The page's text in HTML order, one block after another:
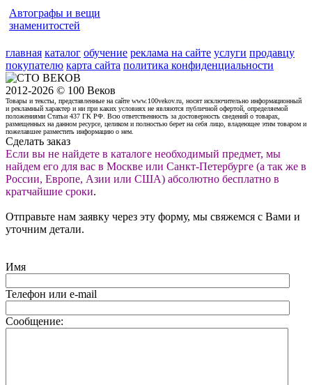
Автографы и вещи
знаменитостей
главная каталог обучение реклама на сайте услуги продавцу
покупателю карта сайта политика конфиденциальности
2012-2026 © 100 Веков
Товары и тексты, представленные на сайте www.100vekov.ru, носят исключительно информационный
и рекламный характер и ни при каких условиях не являются публичной офертой, определяемой
положениями Статьи 437 ГК РФ. Всю ответственность за достоверность сведений о товарах,
размещенных на данном ресурсе, целиком и полностью берет на себя лицо, владеющее этим товаром и
пожелавшее разместить информацию о нем.
Сделать заказ
Если вы не найдете в каталоге необходимый предмет, мы
найдем его для вас в Москве или Санкт-Петербурге (а так же в
России, Европе, Азии или США) абсолютно бесплатно в
кратчайшие сроки.
Отправьте нам заявку через эту форму, мы свяжемся с Вами и
уточним детали.
Имя
Телефон или e-mail
Сообщение: